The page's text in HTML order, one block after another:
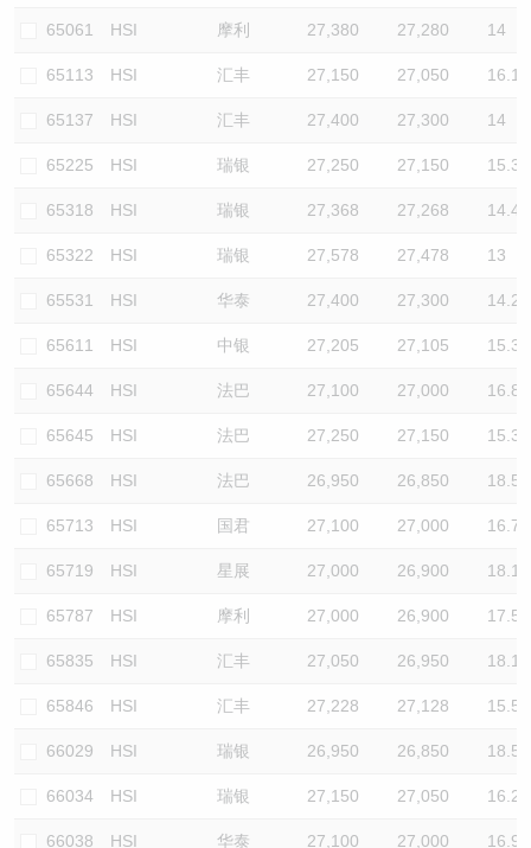
65061 HSI 摩利 27,380 27,280 14
65113 HSI 汇丰 27,150 27,050 16.1
65137 HSI 汇丰 27,400 27,300 14
65225 HSI 瑞银 27,250 27,150 15.3
65318 HSI 瑞银 27,368 27,268 14.4
65322 HSI 瑞银 27,578 27,478 13
65531 HSI 华泰 27,400 27,300 14.2
65611 HSI 中银 27,205 27,105 15.3
65644 HSI 法巴 27,100 27,000 16.8
65645 HSI 法巴 27,250 27,150 15.3
65668 HSI 法巴 26,950 26,850 18.5
65713 HSI 国君 27,100 27,000 16.7
65719 HSI 星展 27,000 26,900 18.1
65787 HSI 摩利 27,000 26,900 17.5
65835 HSI 汇丰 27,050 26,950 18.1
65846 HSI 汇丰 27,228 27,128 15.5
66029 HSI 瑞银 26,950 26,850 18.5
66034 HSI 瑞银 27,150 27,050 16.2
66038 HSI 华泰 27,100 27,000 16.9